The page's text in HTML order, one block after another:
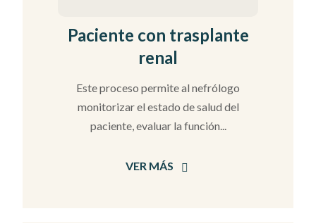
Paciente con trasplante
renal
Este proceso permite al nefrólogo
monitorizar el estado de salud del
paciente, evaluar la función...
VER MÁS